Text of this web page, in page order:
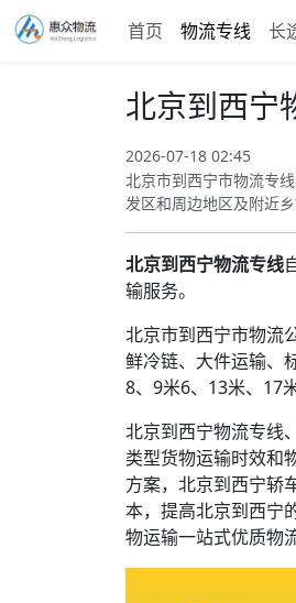
首页 物流专线 长
北京到西宁
2026-07-18 02:45
北京市到西宁市物流专
发区和周边地区及附近乡
北京到西宁物流专线
输服务。
北京市到西宁市物流
鲜冷链、大件运输、
8、9米6、13米、17
北京到西宁物流专线
类型货物运输时效和
方案，北京到西宁轿
本，提高北京到西宁
物运输一站式优质物